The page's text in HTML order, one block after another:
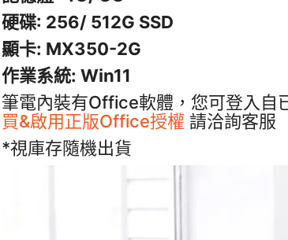
硬碟: 256/ 512G SSD
顯卡: MX350-2G
作業系統: Win11
筆電內裝有Office軟體，您可登入
買&啟用正版Office授權請洽詢客服
*視庫存隨機出貨